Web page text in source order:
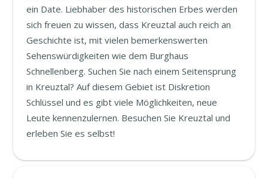
ein Date. Liebhaber des historischen Erbes werden
sich freuen zu wissen, dass Kreuztal auch reich an
Geschichte ist, mit vielen bemerkenswerten
Sehenswürdigkeiten wie dem Burghaus
Schnellenberg. Suchen Sie nach einem Seitensprung
in Kreuztal? Auf diesem Gebiet ist Diskretion
Schlüssel und es gibt viele Möglichkeiten, neue
Leute kennenzulernen. Besuchen Sie Kreuztal und
erleben Sie es selbst!